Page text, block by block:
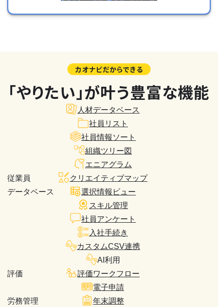
カオナビだからできる
「やりたい」が叶う豊富な機能
従業員
データベース
人材データベース
社員リスト
社員情報ソート
組織ツリー図
エニアグラム
クリエイティブマップ
選択情報ビュー
スキル管理
社員アンケート
入社手続き
カスタムCSV連携
AI利用
評価
評価ワークフロー
労務管理
電子申請
年末調整